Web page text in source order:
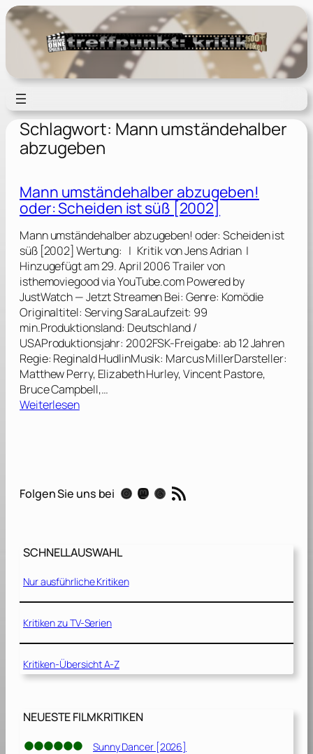
Zum
Inhalt
springen
Schlagwort: Mann umständehalber
abzugeben
Mann umständehalber abzugeben!
oder: Scheiden ist süß [2002]
Mann umständehalber abzugeben! oder: Scheiden ist
süß [2002] Wertung: | Kritik von Jens Adrian |
Hinzugefügt am 29. April 2006 Trailer von
isthemoviegood via YouTube.com Powered by
JustWatch — Jetzt Streamen Bei: Genre: Komödie
Originaltitel: Serving SaraLaufzeit: 99
min.Produktionsland: Deutschland /
USAProduktionsjahr: 2002FSK-Freigabe: ab 12 Jahren
Regie: Reginald HudlinMusik: Marcus MillerDarsteller:
Matthew Perry, Elizabeth Hurley, Vincent Pastore,
Bruce Campbell,…
Weiterlesen:
m
n
e
h
a
e
r
b
u
Folgen Sie uns bei Instagram Mastodon Threads RSS-Feed
SCHNELLAUSWAHL
Nur ausführliche Kritiken
Kritiken zu TV-Serien
Kritiken-Übersicht A-Z
NEUESTE FILMKRITIKEN
Sunny Dancer [2026]